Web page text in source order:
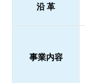
沿 革
事業内容